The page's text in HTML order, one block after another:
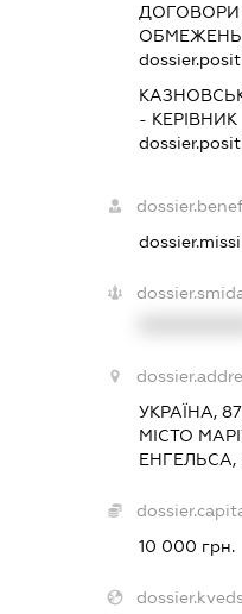
ДОГОВОРИ
- КЕРІВНИК
УКРАЇНА,
МІСТО
10 000 грн.